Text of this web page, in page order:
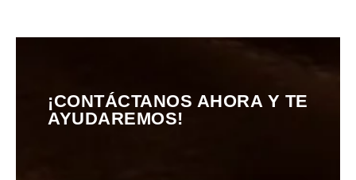
¡CONTÁCTANOS AHORA Y TE
AYUDAREMOS!